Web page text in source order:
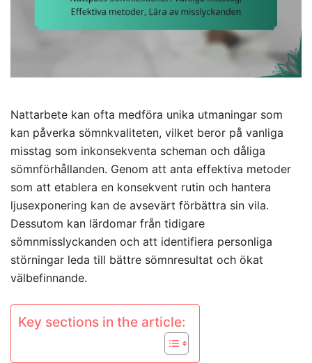
Nattarbete kan ofta medföra unika utmaningar som
kan påverka sömnkvaliteten, vilket beror på vanliga
misstag som inkonsekventa scheman och dåliga
sömnförhållanden. Genom att anta effektiva metoder
som att etablera en konsekvent rutin och hantera
ljusexponering kan de avsevärt förbättra sin vila.
Dessutom kan lärdomar från tidigare
sömnmisslyckanden och att identifiera personliga
störningar leda till bättre sömnresultat och ökat
välbefinnande.
Key sections in the article: